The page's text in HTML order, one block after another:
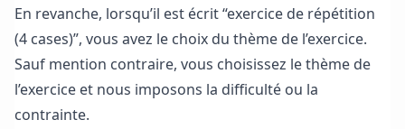
En revanche, lorsqu’il est écrit “exercice de répétition
(4 cases)”, vous avez le choix du thème de l’exercice.
Sauf mention contraire, vous choisissez le thème de
l’exercice et nous imposons la difficulté ou la
contrainte.